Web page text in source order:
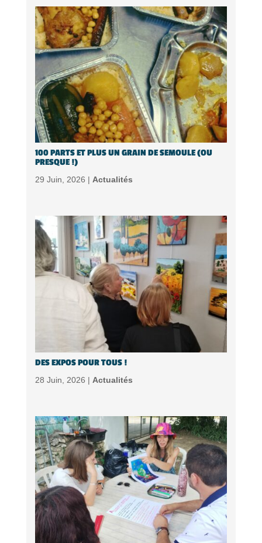
100 PARTS ET PLUS UN GRAIN DE SEMOULE (OU
PRESQUE !)
29 Juin, 2026 | Actualités
DES EXPOS POUR TOUS !
28 Juin, 2026 | Actualités